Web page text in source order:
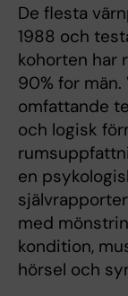
De flesta
1988 och
kohorten har
90% for
omfattande
och logisk
en
med
kondition,
hörsel och